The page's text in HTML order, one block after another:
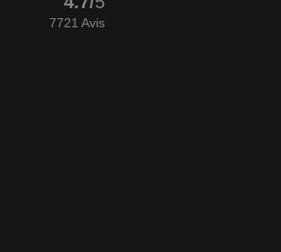
7721 Avis